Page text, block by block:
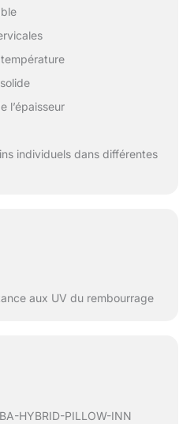
l’épaisseur
individuels dans différentes
aux UV du rembourrage
HYBRID-PILLOW-INN